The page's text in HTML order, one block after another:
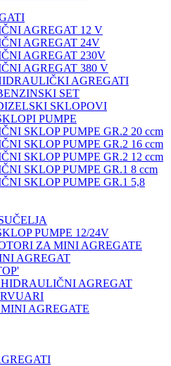
AGREGAT 12 V
AGREGAT 24V
AGREGAT 230V
AGREGAT 380 V
AGREGATI
SET
SKLOPOVI
PUMPE
SKLOP PUMPE GR.2 20 ccm
SKLOP PUMPE GR.2 16 ccm
SKLOP PUMPE GR.2 12 ccm
SKLOP PUMPE GR.1 8 ccm
SKLOP PUMPE GR.1 5,8
PUMPE 12/24V
ZA MINI AGREGATE
AGREGAT
AGREGAT
AGREGATE